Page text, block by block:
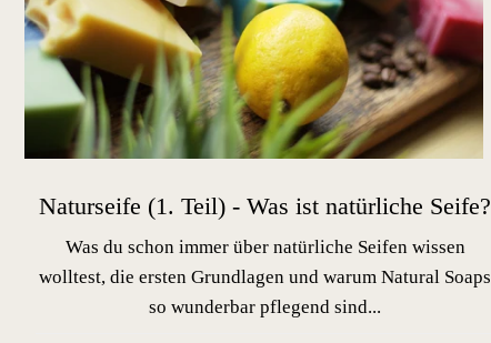
Naturseife (1. Teil) - Was ist natürliche Seife?
Was du schon immer über natürliche Seifen wissen
wolltest, die ersten Grundlagen und warum Natural Soaps
so wunderbar pflegend sind...